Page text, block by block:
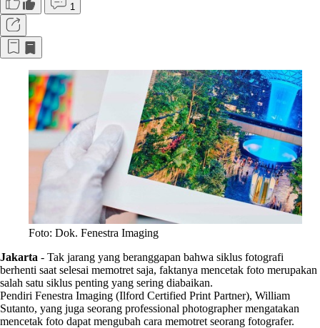
1
Foto: Dok. Fenestra Imaging
Jakarta - Tak jarang yang beranggapan bahwa siklus fotografi
berhenti saat selesai memotret saja, faktanya mencetak foto merupakan
salah satu siklus penting yang sering diabaikan.
Pendiri Fenestra Imaging (Ilford Certified Print Partner), William
Sutanto, yang juga seorang professional photographer mengatakan
mencetak foto dapat mengubah cara memotret seorang fotografer.